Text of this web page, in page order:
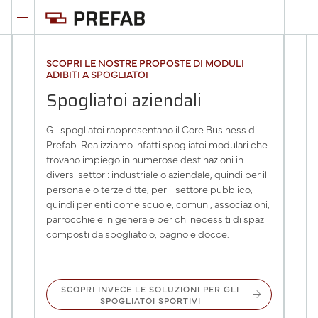
SCOPRI LE NOSTRE PROPOSTE DI MODULI
ADIBITI A SPOGLIATOI
Spogliatoi aziendali
Gli spogliatoi rappresentano il Core Business di
Prefab. Realizziamo infatti spogliatoi modulari che
trovano impiego in numerose destinazioni in
diversi settori: industriale o aziendale, quindi per il
personale o terze ditte, per il settore pubblico,
quindi per enti come scuole, comuni, associazioni,
parrocchie e in generale per chi necessiti di spazi
composti da spogliatoio, bagno e docce.
SCOPRI INVECE LE SOLUZIONI PER GLI
SPOGLIATOI SPORTIVI
arrow_forward